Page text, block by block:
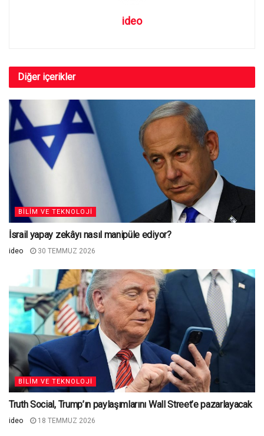
ideo
Diğer içerikler
BILIM VE TEKNOLOJI
İsrail yapay zekâyı nasıl manipüle ediyor?
ideo 30 TEMMUZ 2026
BILIM VE TEKNOLOJI
Truth Social, Trump’ın paylaşımlarını Wall Street’e pazarlayacak
ideo 18 TEMMUZ 2026